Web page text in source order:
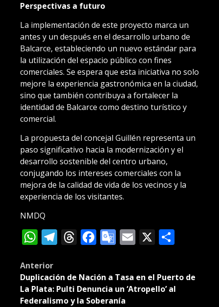
Perspectivas a futuro
La implementación de este proyecto marca un
antes y un después en el desarrollo urbano de
Balcarce, estableciendo un nuevo estándar para
la utilización del espacio público con fines
comerciales. Se espera que esta iniciativa no solo
mejore la experiencia gastronómica en la ciudad,
sino que también contribuya a fortalecer la
identidad de Balcarce como destino turístico y
comercial.
La propuesta del concejal Guillén representa un
paso significativo hacia la modernización y el
desarrollo sostenible del centro urbano,
conjugando los intereses comerciales con la
mejora de la calidad de vida de los vecinos y la
experiencia de los visitantes.
NMDQ
WhatsApp
Telegram
Threads
Facebook
Google
Email
X
Post
navigation
Anterior
Duplicación de Nación a Tasa en el Puerto de
La Plata: Pulti Denuncia un ‘Atropello’ al
Federalismo y la Soberanía